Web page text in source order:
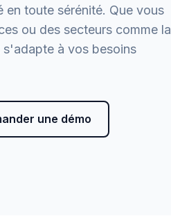
toute sérénité. Que vous
ou des secteurs comme la
s'adapte à vos besoins
une démo